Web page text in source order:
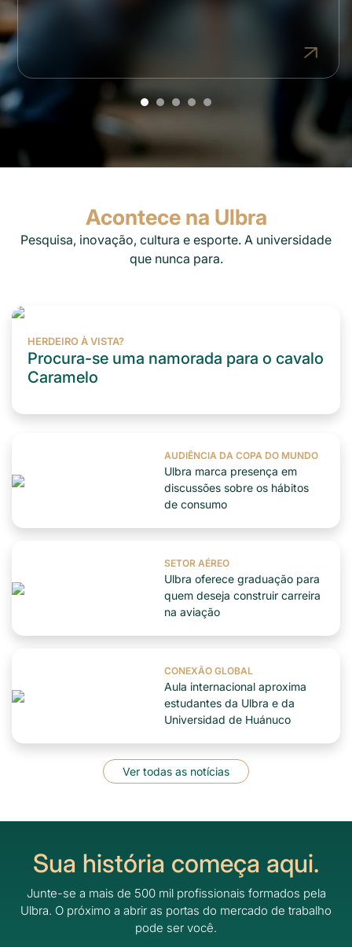
Acontece na Ulbra
Pesquisa, inovação, cultura e esporte. A universidade
que nunca para.
HERDEIRO À VISTA?
Procura-se uma namorada para o cavalo
Caramelo
AUDIÊNCIA DA COPA DO MUNDO
Ulbra marca presença em
discussões sobre os hábitos
de consumo
SETOR AÉREO
Ulbra oferece graduação para
quem deseja construir carreira
na aviação
CONEXÃO GLOBAL
Aula internacional aproxima
estudantes da Ulbra e da
Universidad de Huánuco
Ver todas as notícias
Sua história começa aqui.
Junte-se a mais de 500 mil profissionais formados pela
Ulbra. O próximo a abrir as portas do mercado de trabalho
pode ser você.